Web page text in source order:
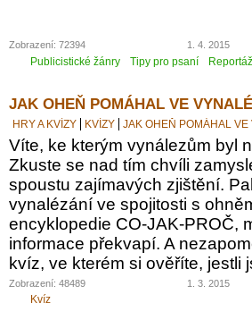
Zobrazení: 72394 1. 4. 2015
Publicistické žánry Tipy pro psaní Reportáž
JAK OHEŇ POMÁHAL VE
HRY A KVÍZY KVÍZY JAK OHEŇ POMÁHAL VE
Víte, ke kterým vynálezům byl
Zkuste se nad tím chvíli
spoustu zajímavých zjištění.
vynalézání ve spojitosti s
encyklopedie CO-JAK-PROČ,
informace překvapí. A
kvíz, ve kterém si ověříte, jestli
Zobrazení: 48489 1. 3. 2015
Kvíz